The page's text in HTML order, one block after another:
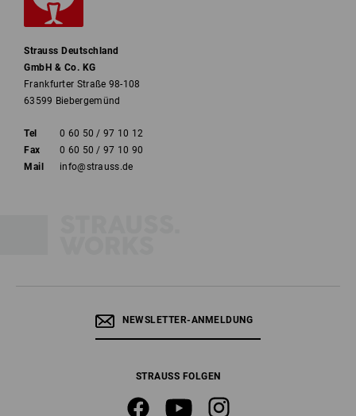
Strauss Deutschland
GmbH & Co. KG
Frankfurter Straße 98-108
63599 Biebergemünd
Tel
0 60 50 / 97 10 12
Fax
0 60 50 / 97 10 90
Mail
info@strauss.de
NEWSLETTER-ANMELDUNG
STRAUSS FOLGEN